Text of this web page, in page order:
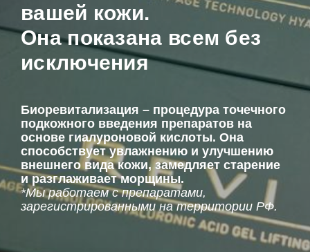
вашей кожи.
Она показана всем без
исключения
Биоревитализация – процедура точечного
подкожного введения препаратов на
основе гиалуроновой кислоты. Она
способствует увлажнению и улучшению
внешнего вида кожи, замедляет старение
и разглаживает морщины.
*Мы работаем с препаратами,
зарегистрированными на территории РФ.